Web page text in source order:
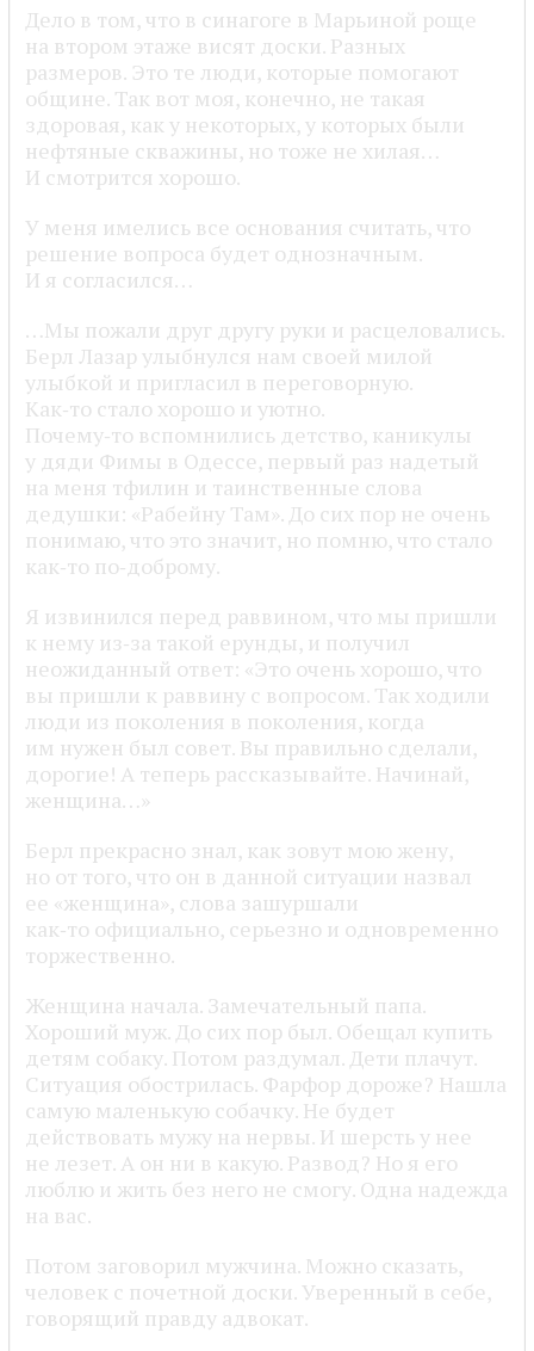
Дело в том, что в синагоге в Марьиной роще
на втором этаже висят доски. Разных
размеров. Это те люди, которые помогают
общине. Так вот моя, конечно, не такая
здоровая, как у некоторых, у которых были
нефтяные скважины, но тоже не хилая…
И смотрится хорошо.
У меня имелись все основания считать, что
решение вопроса будет однозначным.
И я согласился…
…Мы пожали друг другу руки и расцеловались.
Берл Лазар улыбнулся нам своей милой
улыбкой и пригласил в переговорную.
Как‑то стало хорошо и уютно.
Почему‑то вспомнились детство, каникулы
у дяди Фимы в Одессе, первый раз надетый
на меня тфилин и таинственные слова
дедушки: «Рабейну Там». До сих пор не очень
понимаю, что это значит, но помню, что стало
как‑то по‑доброму.
Я извинился перед раввином, что мы пришли
к нему из‑за такой ерунды, и получил
неожиданный ответ: «Это очень хорошо, что
вы пришли к раввину с вопросом. Так ходили
люди из поколения в поколения, когда
им нужен был совет. Вы правильно сделали,
дорогие! А теперь рассказывайте. Начинай,
женщина…»
Берл прекрасно знал, как зовут мою жену,
но от того, что он в данной ситуации назвал
ее «женщина», слова зашуршали
как‑то официально, серьезно и одновременно
торжественно.
Женщина начала. Замечательный папа.
Хороший муж. До сих пор был. Обещал купить
детям собаку. Потом раздумал. Дети плачут.
Ситуация обострилась. Фарфор дороже? Нашла
самую маленькую собачку. Не будет
действовать мужу на нервы. И шерсть у нее
не лезет. А он ни в какую. Развод? Но я его
люблю и жить без него не смогу. Одна надежда
на вас.
Потом заговорил мужчина. Можно сказать,
человек с почетной доски. Уверенный в себе,
говорящий правду адвокат.